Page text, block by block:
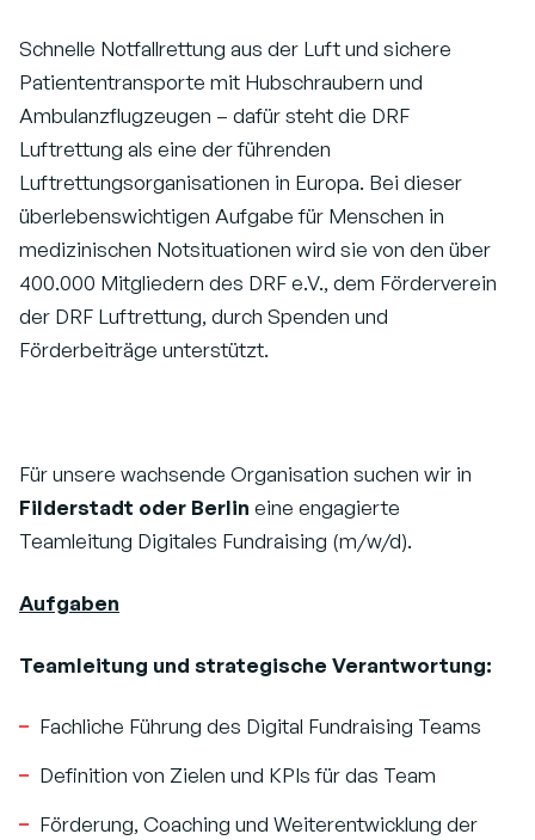
Schnelle Notfallrettung aus der Luft und sichere
Patiententransporte mit Hubschraubern und
Ambulanzflugzeugen – dafür steht die DRF
Luftrettung als eine der führenden
Luftrettungsorganisationen in Europa. Bei dieser
überlebenswichtigen Aufgabe für Menschen in
medizinischen Notsituationen wird sie von den über
400.000 Mitgliedern des DRF e.V., dem Förderverein
der DRF Luftrettung, durch Spenden und
Förderbeiträge unterstützt.
Für unsere wachsende Organisation suchen wir in
Filderstadt oder Berlin eine engagierte
Teamleitung Digitales Fundraising (m/w/d).
Aufgaben
Teamleitung und strategische Verantwortung:
Fachliche Führung des Digital Fundraising Teams
Definition von Zielen und KPIs für das Team
Förderung, Coaching und Weiterentwicklung der